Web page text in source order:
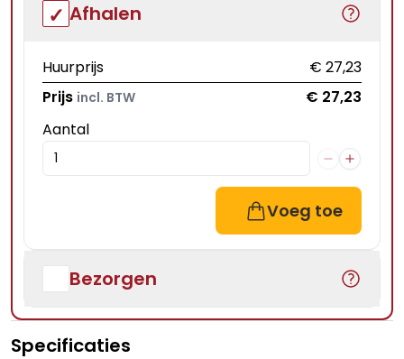
Afhalen
Huurprijs
€ 27,23
Prijs incl. BTW
€ 27,23
Aantal
Voeg toe
Bezorgen
Specificaties